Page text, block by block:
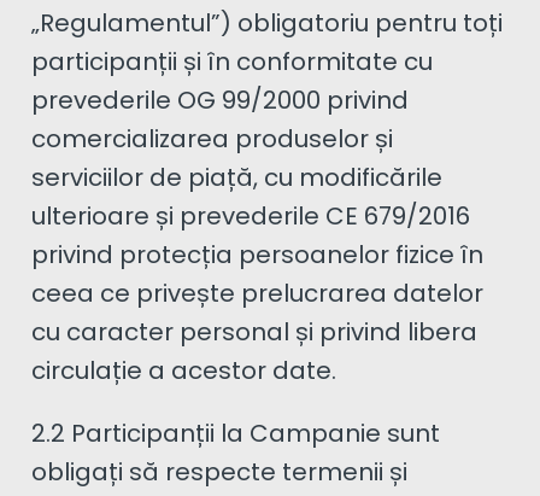
„Regulamentul”) obligatoriu pentru toți
participanții și în conformitate cu
prevederile OG 99/2000 privind
comercializarea produselor și
serviciilor de piață, cu modificările
ulterioare și prevederile CE 679/2016
privind protecția persoanelor fizice în
ceea ce privește prelucrarea datelor
cu caracter personal și privind libera
circulație a acestor date.
2.2 Participanții la Campanie sunt
obligați să respecte termenii și